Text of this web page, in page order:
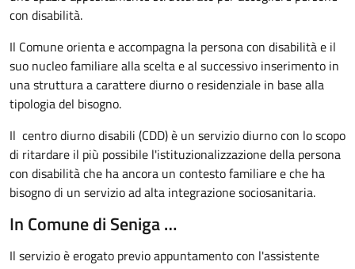
con disabilità.
Il Comune orienta e accompagna la persona con disabilità e il
suo nucleo familiare alla scelta e al successivo inserimento in
una struttura a carattere diurno o residenziale in base alla
tipologia del bisogno.
Il centro diurno disabili (CDD) è un servizio diurno con lo scopo
di ritardare il più possibile l'istituzionalizzazione della persona
con disabilità che ha ancora un contesto familiare e che ha
bisogno di un servizio ad alta integrazione sociosanitaria.
In Comune di Seniga …
Il servizio è erogato previo appuntamento con l'assistente